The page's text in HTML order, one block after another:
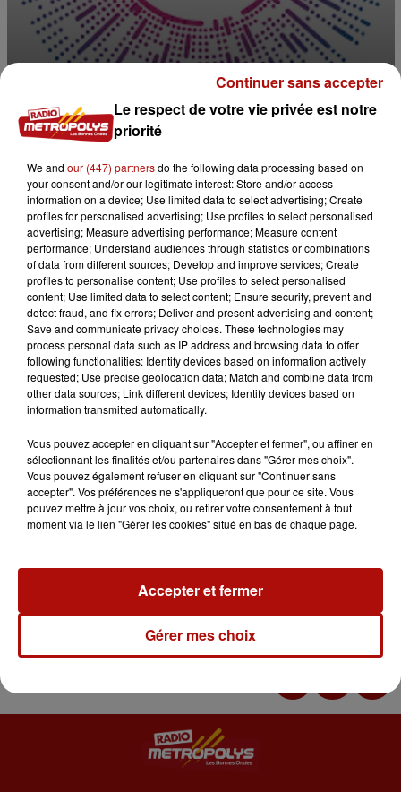
0:00 1 min 44 sec
6 septembre 2024 - 1 min 44 sec
LA MINUTE SANTÉ AVEC POLE VISION
Pôle Vision est un centre de chirurgie réfractive basé à Lille,
dédié au traitement des troubles de la vision. Développée
depuis près de trente ans, la chirurgie réfractive est une
technique médicale fiable et d’une grande précision qui
l’astigmatisme.
Gaetan Bellatrèche, Directeur dePole Vision à Lille,
présente les différents domaines d'activité.
Le respect de votre vie privée est notre
priorité
We and our (447) partnersdo the following data processing based on
your consent and/or our legitimate interest: Store and/or access
information on a device; Use limited data to select advertising; Create
profiles for personalised advertising; Use profiles to select personalised
advertising; Measure advertising performance; Measure content
performance; Understand audiences through statistics or combinations
of data from different sources; Develop and improve services; Create
profiles to personalise content; Use profiles to select personalised
content; Use limited data to select content; Ensure security, prevent and
detect fraud, and fix errors; Deliver and present advertising and content;
Save and communicate privacy choices. These technologies may
process personal data such as IP address and browsing data to offer
following functionalities: Identify devices based on information actively
requested; Use precise geolocation data; Match and combine data from
other data sources; Link different devices; Identify devices based on
information transmitted automatically.
Vous pouvez accepter en cliquant sur "Accepter et fermer", ou affiner en
sélectionnant les finalités et/ou partenaires dans "Gérer mes choix".
Vous pouvez également refuser en cliquant sur "Continuer sans
accepter". Vos préférences ne s'appliqueront que pour ce site. Vous
pouvez mettre à jour vos choix, ou retirer votre consentement à tout
moment via le lien "Gérer les cookies" situé en bas de chaque page.
Gérer mes choix
Accepter et fermer
Continuer sans accepter